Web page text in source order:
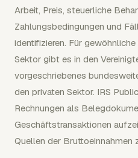
Arbeit, Preis, steuerliche
Zahlungsbedingungen und
identifizieren. Für
Sektor gibt es in den
vorgeschriebenes
den privaten Sektor. IRS
Rechnungen als
Geschäftstransaktionen
Quellen der Bruttoeinnahmen